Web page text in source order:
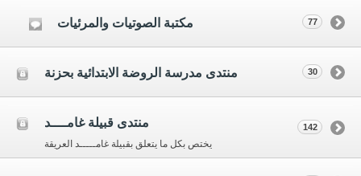
مكتبة الصوتيات والمرئيات 77
منتدى مدرسة الروضة الابتدائية بحزنة 30
منتدى قبيلة غامــــد
يختص بكل ما يتعلق بقبيلة غامـــــد العريقة
142